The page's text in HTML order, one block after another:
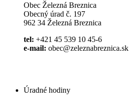
Obec Železná Breznica
Obecný úrad č. 197
962 34 Železná Breznica
tel: +421 45 539 10 45-6
e-mail: obec@zeleznabreznica.sk
Úradné hodiny